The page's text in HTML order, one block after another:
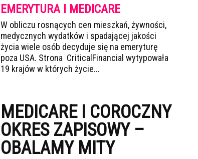
EMERYTURA I MEDICARE
W obliczu rosnących cen mieszkań, żywności,
medycznych wydatków i spadającej jakości
życia wiele osób decyduje się na emeryturę
poza USA. Strona CriticalFinancial wytypowała
19 krajów w których życie...
MEDICARE I COROCZNY
OKRES ZAPISOWY –
OBALAMY MITY